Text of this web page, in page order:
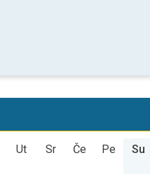
Ut Sr Če Pe Su